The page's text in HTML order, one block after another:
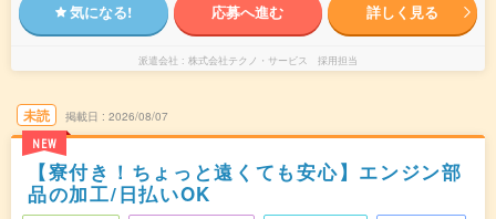
気になる! 応募へ進む 詳しく見る
派遣会社 株式会社テクノ・サービス 採用担当
未読
NEW
掲載日 2026/08/07
【寮付き！ちょっと遠くても安心】エンジン部
品の加工/日払いOK